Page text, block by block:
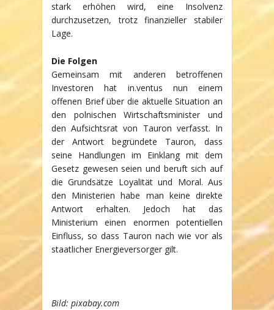
stark erhöhen wird, eine Insolvenz
durchzusetzen, trotz finanzieller stabiler
Lage.
Die Folgen
Gemeinsam mit anderen betroffenen
Investoren hat in.ventus nun einem
offenen Brief über die aktuelle Situation an
den polnischen Wirtschaftsminister und
den Aufsichtsrat von Tauron verfasst. In
der Antwort begründete Tauron, dass
seine Handlungen im Einklang mit dem
Gesetz gewesen seien und beruft sich auf
die Grundsätze Loyalität und Moral. Aus
den Ministerien habe man keine direkte
Antwort erhalten. Jedoch hat das
Ministerium einen enormen potentiellen
Einfluss, so dass Tauron nach wie vor als
staatlicher Energieversorger gilt.
Bild: pixabay.com